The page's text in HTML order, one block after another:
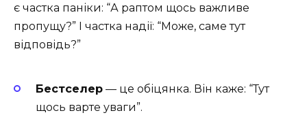
є частка паніки: “А раптом щось важливе
пропущу?” І частка надії: “Може, саме тут
відповідь?”
Бестселер — це обіцянка. Він каже: “Тут
щось варте уваги”.